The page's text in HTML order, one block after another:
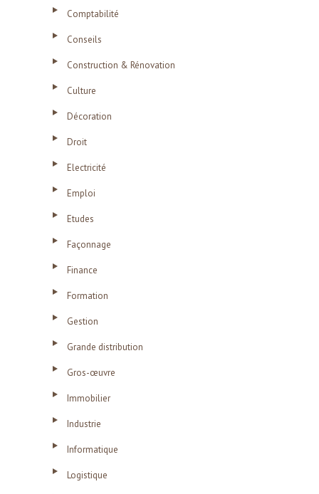
Comptabilité
Conseils
Construction & Rénovation
Culture
Décoration
Droit
Electricité
Emploi
Etudes
Façonnage
Finance
Formation
Gestion
Grande distribution
Gros-œuvre
Immobilier
Industrie
Informatique
Logistique